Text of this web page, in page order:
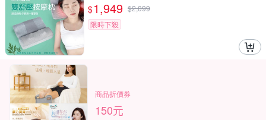
$1,949 $2,099
限時下殺
商品折價券
150元